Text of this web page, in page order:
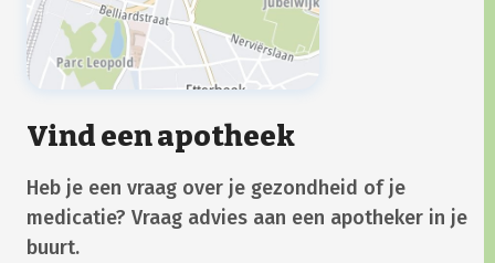
Vind een apotheek
Heb je een vraag over je gezondheid of je
medicatie? Vraag advies aan een apotheker in je
buurt.